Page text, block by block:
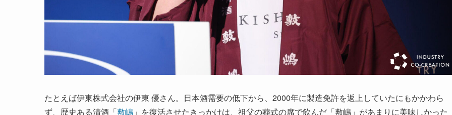
たとえば伊東株式会社の伊東 優さん。日本酒需要の低下から、2000年に製造免許を返上していたにもかかわら
ず、歴史ある清酒「敷嶋 」を復活させたきっかけは、祖父の葬式の席で飲んだ「敷嶋」があまりに美味しかった